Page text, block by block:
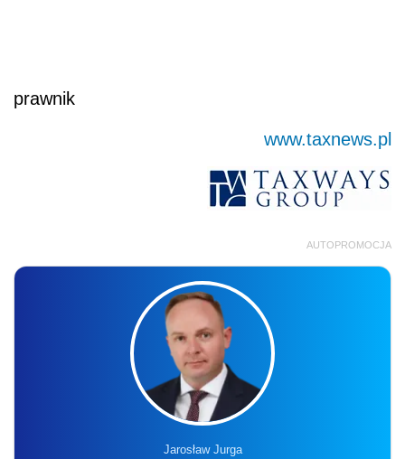
prawnik
www.taxnews.pl
AUTOPROMOCJA
Jarosław Jurga